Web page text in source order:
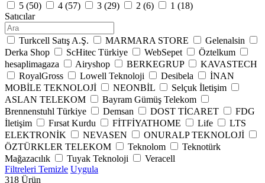
5 (50) 4 (57) 3 (29) 2 (6) 1 (18)
Satıcılar
Turkcell Satış A.Ş. MARMARA STORE
Gelenalsin
Derka Shop
ScHitec Türkiye WebSepet
Öztelkum
hesaplimagaza
Airyshop BERKEGRUP
KAVASTECH
RoyalGross
Lowell Teknoloji Desibela
İNAN
MOBİLE TEKNOLOJİ
NEONBİL
Selçuk İletişim
ASLAN TELEKOM
Bayram Gümüş Telekom
Brennenstuhl Türkiye
Demsan DOST TİCARET
FDG
İletişim
Fırsat Kurdu FİTFİYATHOME Life
LTS
ELEKTRONİK
NEVASEN
ONURALP TEKNOLOJİ
ÖZTÜRKLER TELEKOM
Teknolom
Teknotürk
Mağazacılık
Tuyak Teknoloji
Veracell
Filtreleri Temizle Uygula
318 Ürün